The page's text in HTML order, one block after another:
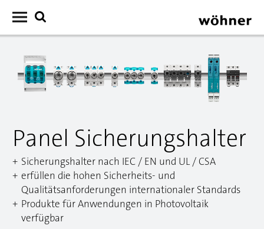
Panel Sicherungshalter
Sicherungshalter nach IEC / EN und UL / CSA
erfüllen die hohen Sicherheits- und
Qualitätsanforderungen internationaler Standards
Produkte für Anwendungen in Photovoltaik
verfügbar